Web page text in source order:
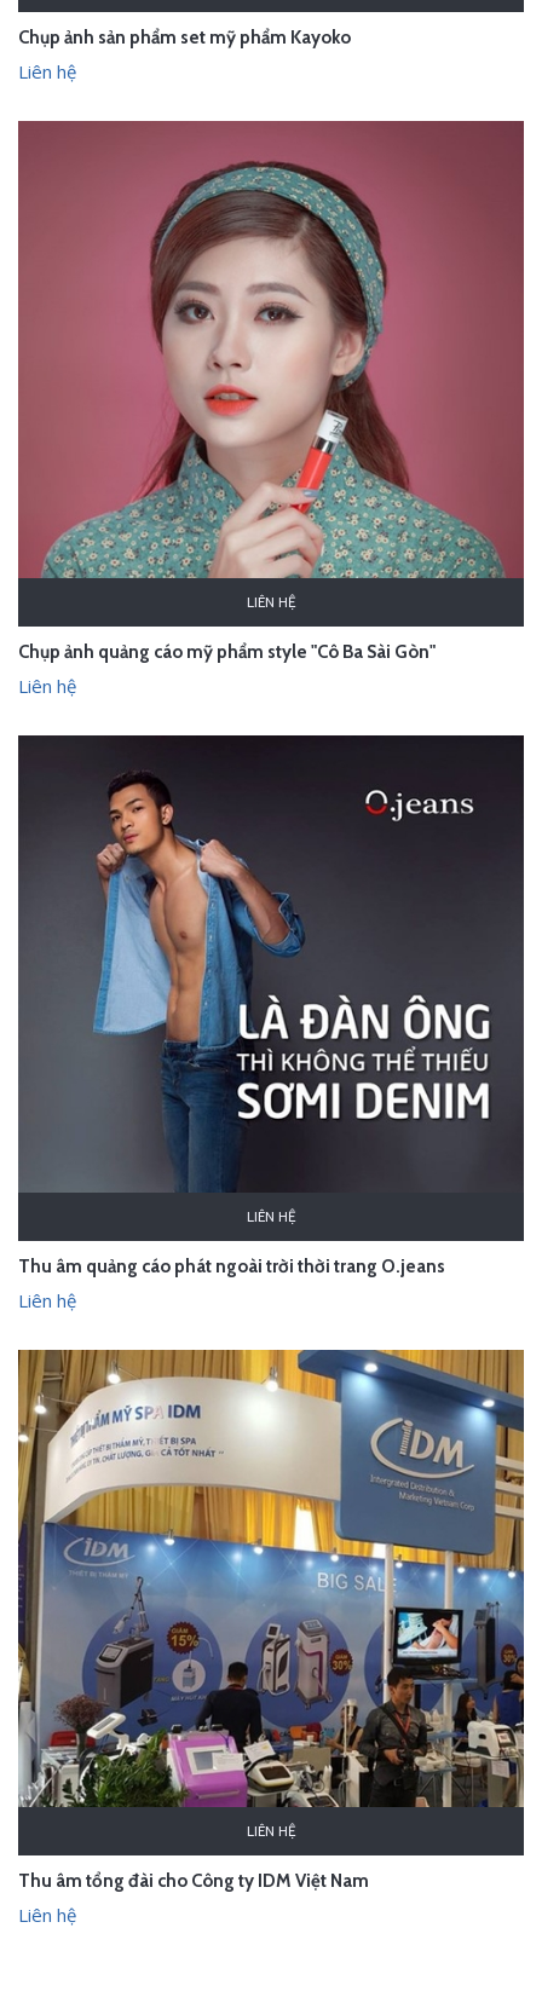
Chụp ảnh sản phẩm set mỹ phẩm Kayoko
Liên hệ
LIÊN HỆ
Chụp ảnh quảng cáo mỹ phẩm style "Cô Ba Sài Gòn"
Liên hệ
LIÊN HỆ
Thu âm quảng cáo phát ngoài trời thời trang O.jeans
Liên hệ
LIÊN HỆ
Thu âm tổng đài cho Công ty IDM Việt Nam
Liên hệ